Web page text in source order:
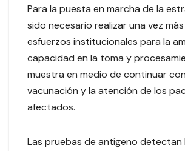
Para la puesta en marcha de la
sido necesario realizar una vez
esfuerzos institucionales para la
capacidad en la toma y
muestra en medio de continuar
vacunación y la atención de los
afectados.
Las pruebas de antígeno detectan